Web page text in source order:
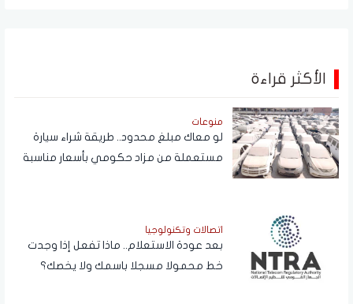
الأكثر قراءة
منوعات
لو معاك مبلغ محدود.. طريقة شراء سيارة
مستعملة من مزاد حكومي بأسعار مناسبة
اتصالات وتكنولوجيا
بعد عودة الاستعلام.. ماذا تفعل إذا وجدت
خط محمولا مسجلا باسمك ولا يخصك؟